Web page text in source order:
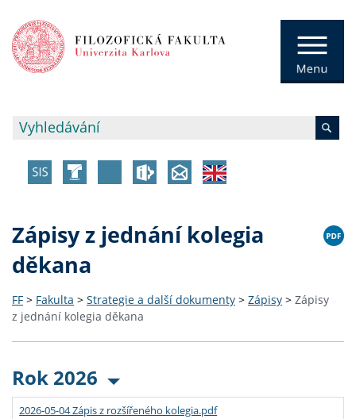
Zápisy z jednání kolegia
děkana
FF > Fakulta > Strategie a další dokumenty > Zápisy > Zápisy
z jednání kolegia děkana
Rok 2026
2026-05-04 Zápis z rozšířeného kolegia.pdf